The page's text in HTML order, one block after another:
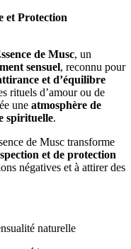
et Protection
de Musc, un
sensuel, reconnu pour
et d’équilibre
rituels d’amour ou de
une atmosphère de
spirituelle.
de Musc transforme
et de protection
négatives et à attirer des
naturelle